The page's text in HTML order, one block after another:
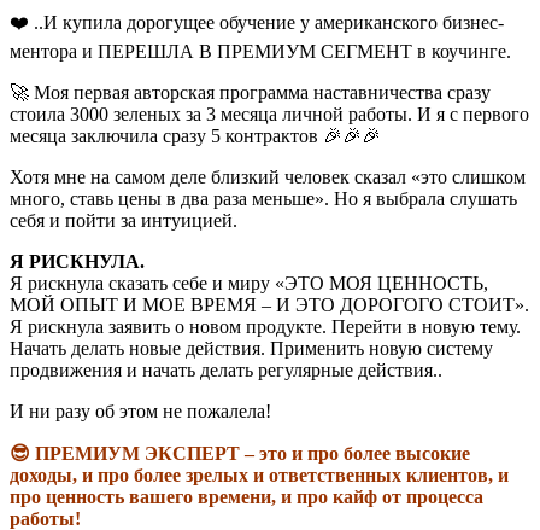
❤️ ..И купила дорогущее обучение у американского бизнес-
ментора и ПЕРЕШЛА В ПРЕМИУМ СЕГМЕНТ в коучинге.
🚀 Моя первая авторская программа наставничества сразу
стоила 3000 зеленых за 3 месяца личной работы. И я с первого
месяца заключила сразу 5 контрактов 🎉🎉🎉
Хотя мне на самом деле близкий человек сказал «это слишком
много, ставь цены в два раза меньше». Но я выбрала слушать
себя и пойти за интуицией.
Я РИСКНУЛА.
Я рискнула сказать себе и миру «ЭТО МОЯ ЦЕННОСТЬ,
МОЙ ОПЫТ И МОЕ ВРЕМЯ – И ЭТО ДОРОГОГО СТОИТ».
Я рискнула заявить о новом продукте. Перейти в новую тему.
Начать делать новые действия. Применить новую систему
продвижения и начать делать регулярные действия..
И ни разу об этом не пожалела!
😎 ПРЕМИУМ ЭКСПЕРТ – это и про более высокие
доходы, и про более зрелых и ответственных клиентов, и
про ценность вашего времени, и про кайф от процесса
работы!